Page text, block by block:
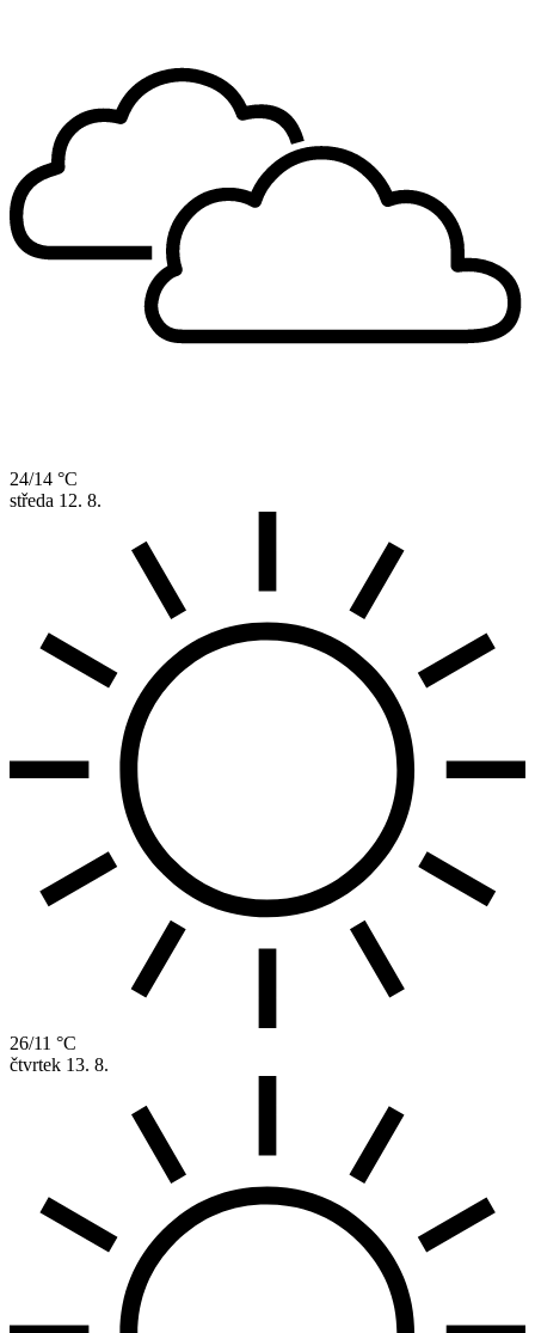
24/14 °C
středa 12. 8.
26/11 °C
čtvrtek 13. 8.